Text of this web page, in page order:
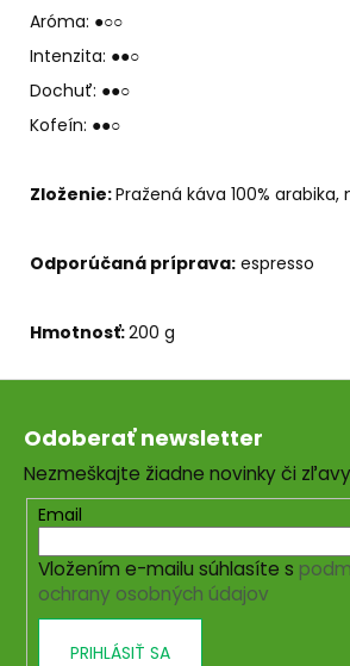
Aróma: ●○○
Intenzita: ●●○
Dochuť: ●●○
Kofeín: ●●○
Zloženie:Pražená káva 100% arabika,
Odporúčaná príprava: espresso
Hmotnosť:200 g
Z
Odoberať newsletter
Nezmeškajte žiadne novinky či
Email
Vložením e-mailu súhlasíte s
ochrany osobných údajov
PRIHLÁSIŤ SA